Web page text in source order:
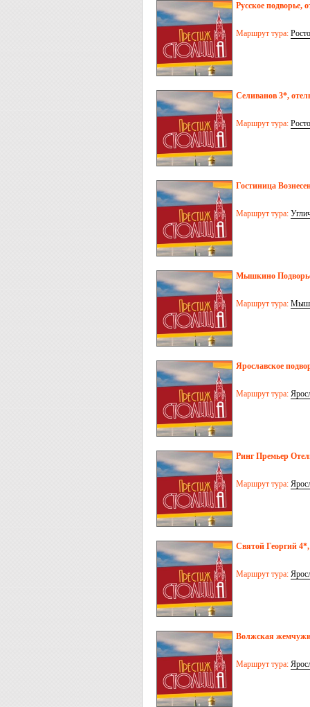
Русское подворье,
Маршрут тура:
Селиванов 3*,
Маршрут тура:
Гостиница
Маршрут тура:
Мышкино
Маршрут тура:
Ярославское
Маршрут тура:
Ринг Премьер
Маршрут тура:
Святой Георгий 4*,
Маршрут тура:
Волжская
Маршрут тура: